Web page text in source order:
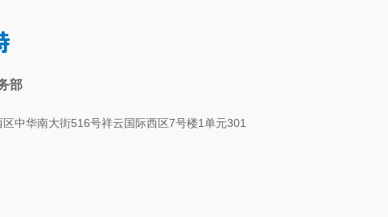
部
中华南大街516号祥云国际西区7号楼1单元301